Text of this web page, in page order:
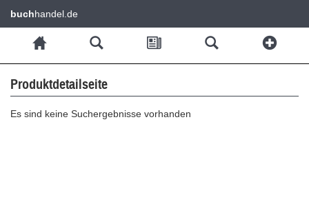
buchhandel.de
Produktdetailseite
Es sind keine Suchergebnisse vorhanden